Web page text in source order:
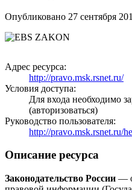
Опубликовано 27 сентября
Адрес ресурса:
http://pravo.msk.rsnet.ru/
Условия доступа:
Для входа необходимо
(авторизоваться)
Руководство пользователя:
http://pravo.msk.rsnet.ru/
Описание ресурса
Законодательство России —